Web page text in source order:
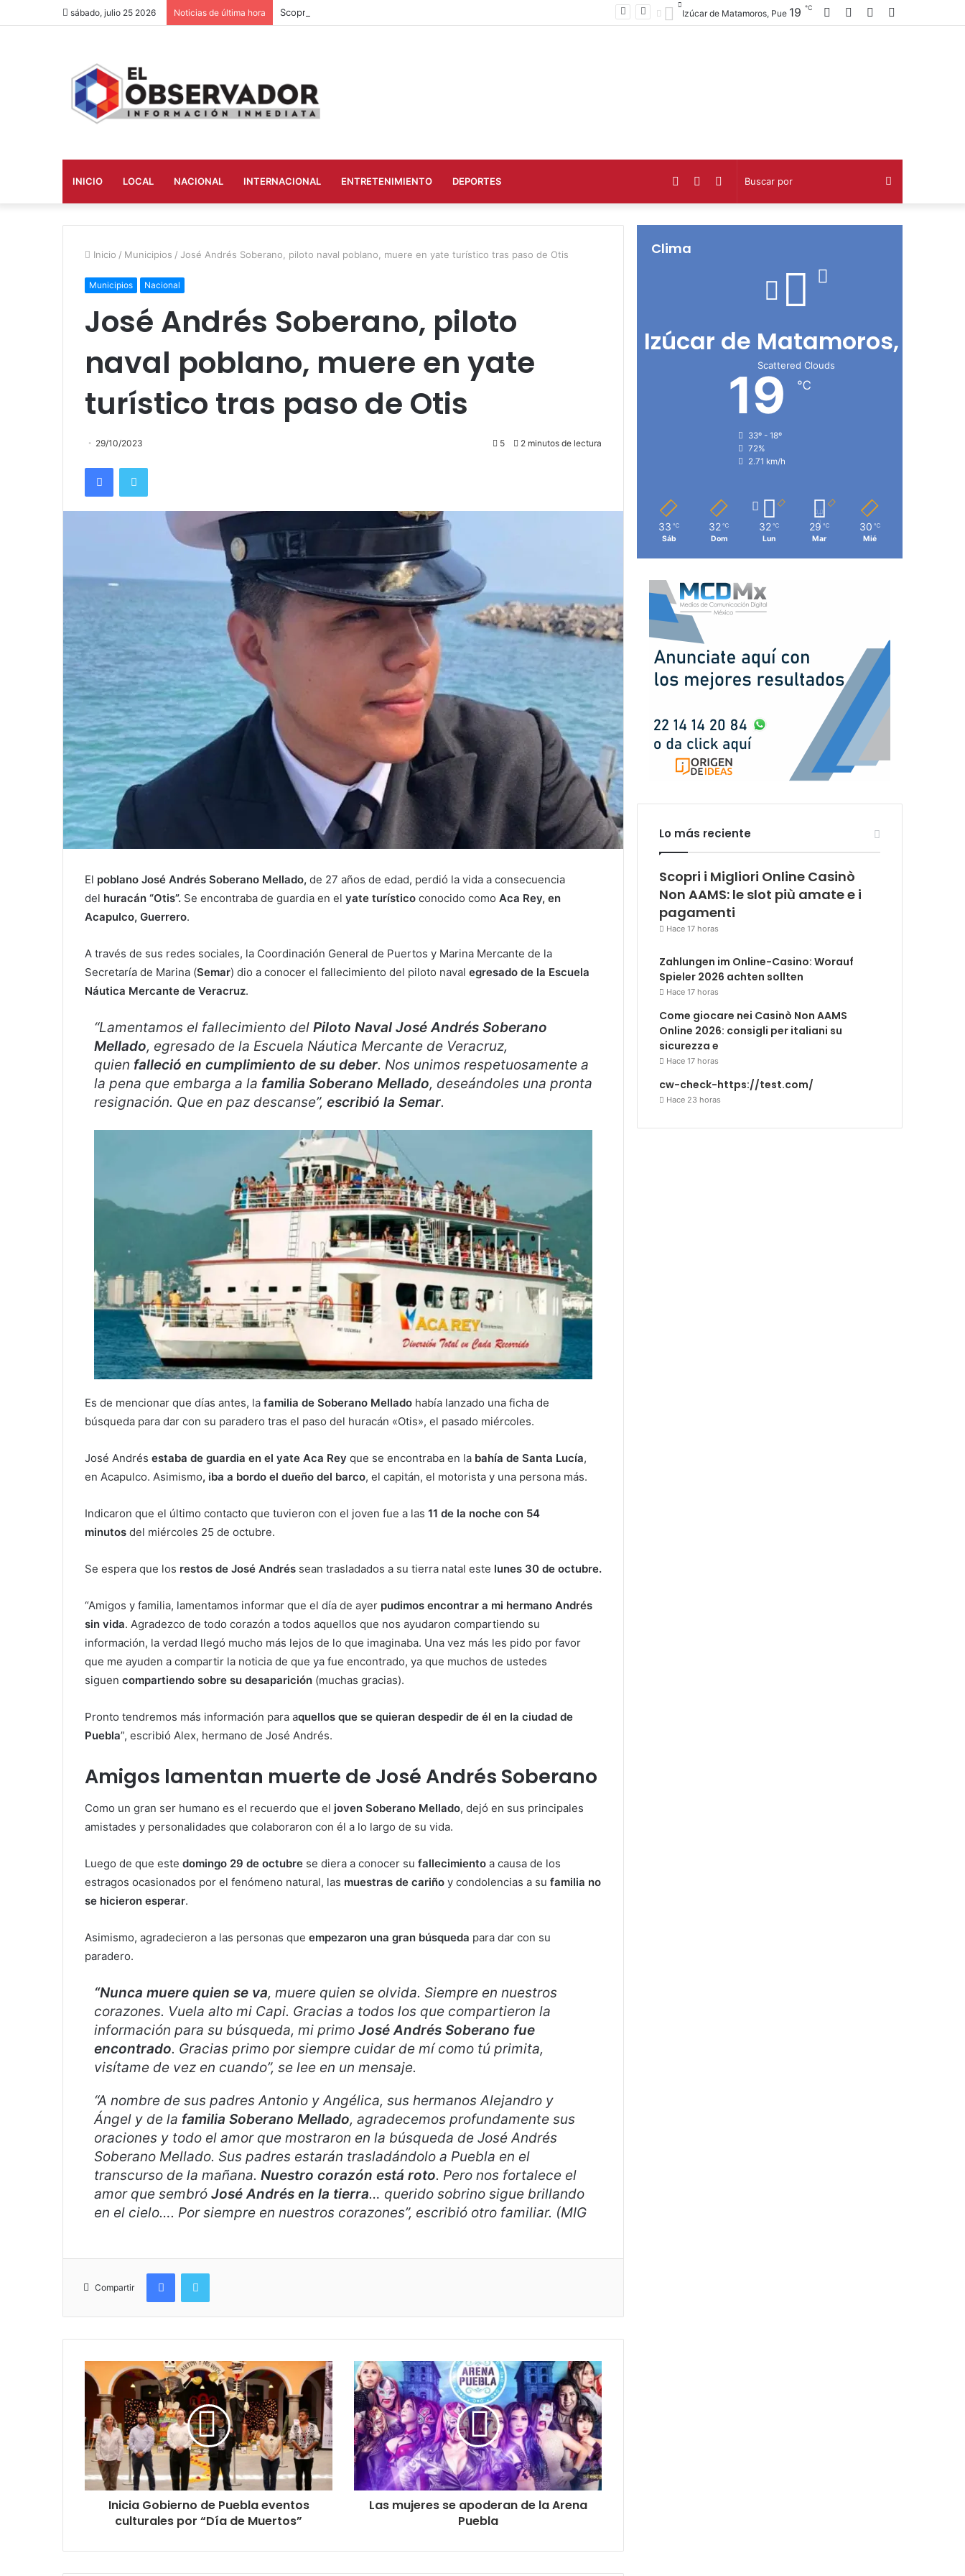
sábado, julio 25 2026 Noticias de última hora Telegram
Twitter
Facebook
Izúcar de Matamoros, Pue 19 ℃
INICIO LOCAL NACIONAL INTERNACIONAL ENTRETENIMIENTO DEPORTES Buscar
por
Telegram
Twitter
Facebook
Inicio / Municipios / José Andrés Soberano, piloto naval poblano, muere en yate turístico tras paso de Otis
Municipios Nacional
José Andrés Soberano, piloto
naval poblano, muere en yate
turístico tras paso de Otis
29/10/2023 5 2 minutos de lectura
FacebookTwitter
El poblano José Andrés Soberano Mellado, de 27 años de edad, perdió la vida a consecuencia
del huracán “Otis”. Se encontraba de guardia en el yate turístico conocido como Aca Rey, en
Acapulco, Guerrero.
A través de sus redes sociales, la Coordinación General de Puertos y Marina Mercante de la
Secretaría de Marina (Semar) dio a conocer el fallecimiento del piloto naval egresado de la Escuela
Náutica Mercante de Veracruz.
“Lamentamos el fallecimiento del Piloto Naval José Andrés Soberano
Mellado, egresado de la Escuela Náutica Mercante de Veracruz,
quien falleció en cumplimiento de su deber. Nos unimos respetuosamente a
la pena que embarga a la familia Soberano Mellado, deseándoles una pronta
resignación. Que en paz descanse”, escribió la Semar.
Es de mencionar que días antes, la familia de Soberano Mellado había lanzado una ficha de
búsqueda para dar con su paradero tras el paso del huracán «Otis», el pasado miércoles.
José Andrés estaba de guardia en el yate Aca Rey que se encontraba en la bahía de Santa Lucía,
en Acapulco. Asimismo, iba a bordo el dueño del barco, el capitán, el motorista y una persona más.
Indicaron que el último contacto que tuvieron con el joven fue a las 11 de la noche con 54
minutos del miércoles 25 de octubre.
Se espera que los restos de José Andrés sean trasladados a su tierra natal este lunes 30 de octubre.
“Amigos y familia, lamentamos informar que el día de ayer pudimos encontrar a mi hermano Andrés
sin vida. Agradezco de todo corazón a todos aquellos que nos ayudaron compartiendo su
información, la verdad llegó mucho más lejos de lo que imaginaba. Una vez más les pido por favor
que me ayuden a compartir la noticia de que ya fue encontrado, ya que muchos de ustedes
siguen compartiendo sobre su desaparición (muchas gracias).
Pronto tendremos más información para aquellos que se quieran despedir de él en la ciudad de
Puebla”, escribió Alex, hermano de José Andrés.
Amigos lamentan muerte de José Andrés Soberano
Como un gran ser humano es el recuerdo que el joven Soberano Mellado, dejó en sus principales
amistades y personalidades que colaboraron con él a lo largo de su vida.
Luego de que este domingo 29 de octubre se diera a conocer su fallecimiento a causa de los
estragos ocasionados por el fenómeno natural, las muestras de cariño y condolencias a su familia no
se hicieron esperar.
Asimismo, agradecieron a las personas que empezaron una gran búsqueda para dar con su
paradero.
“Nunca muere quien se va, muere quien se olvida. Siempre en nuestros
corazones. Vuela alto mi Capi. Gracias a todos los que compartieron la
información para su búsqueda, mi primo José Andrés Soberano fue
encontrado. Gracias primo por siempre cuidar de mí como tú primita,
visítame de vez en cuando”, se lee en un mensaje.
“A nombre de sus padres Antonio y Angélica, sus hermanos Alejandro y
Ángel y de la familia Soberano Mellado, agradecemos profundamente sus
oraciones y todo el amor que mostraron en la búsqueda de José Andrés
Soberano Mellado. Sus padres estarán trasladándolo a Puebla en el
transcurso de la mañana. Nuestro corazón está roto. Pero nos fortalece el
amor que sembró José Andrés en la tierra… querido sobrino sigue brillando
en el cielo…. Por siempre en nuestros corazones”, escribió otro familiar. (MIG
Compartir
FacebookTwitter
Inicia Gobierno de Puebla eventos
culturales por “Día de Muertos”
Las mujeres se apoderan de la Arena
Puebla
Clima
Izúcar de Matamoros, Pue
Scattered Clouds
19 ℃
33º - 18º
72%
2.71 km/h
33 ℃
Sáb
32 ℃
Dom
32 ℃
Lun
29 ℃
Mar
30 ℃
Mié
Lo más reciente
Scopri i Migliori Online Casinò
Non AAMS: le slot più amate e i
pagamenti
Hace 17 horas
Zahlungen im Online-Casino: Worauf
Spieler 2026 achten sollten
Hace 17 horas
Come giocare nei Casinò Non AAMS
Online 2026: consigli per italiani su
sicurezza e
Hace 17 horas
cw-check-https://test.com/
Hace 23 horas